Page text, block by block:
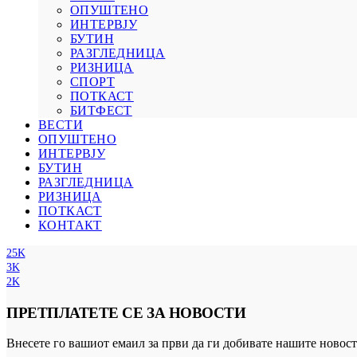
ОПУШТЕНО
ИНТЕРВЈУ
БУТИН
РАЗГЛЕДНИЦА
РИЗНИЦА
СПОРТ
ПОТКАСТ
БИТФЕСТ
ВЕСТИ
ОПУШТЕНО
ИНТЕРВЈУ
БУТИН
РАЗГЛЕДНИЦА
РИЗНИЦА
ПОТКАСТ
КОНТАКТ
25K
3K
2K
ПРЕТПЛАТЕТЕ СЕ ЗА НОВОСТИ
Внесете го вашиот емаил за први да ги добивате нашите